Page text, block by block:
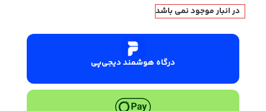
در انبار موجود نمی باشد
درگاه هوشمند دیجی‌پی